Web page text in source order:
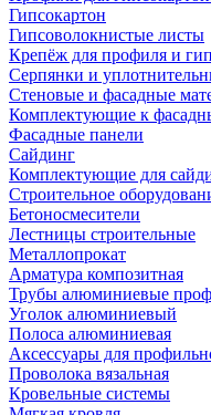
Гипсокартон
Гипсоволокнистые листы
Крепёж для профиля и
Серпянки и
Стеновые и фасадные
Комплектующие к
Фасадные панели
Сайдинг
Комплектующие для
Строительное
Бетоносмесители
Лестницы строительные
Металлопрокат
Арматура композитная
Трубы алюминиевые
Уголок алюминиевый
Полоса алюминиевая
Аксессуары для
Проволока вязальная
Кровельные системы